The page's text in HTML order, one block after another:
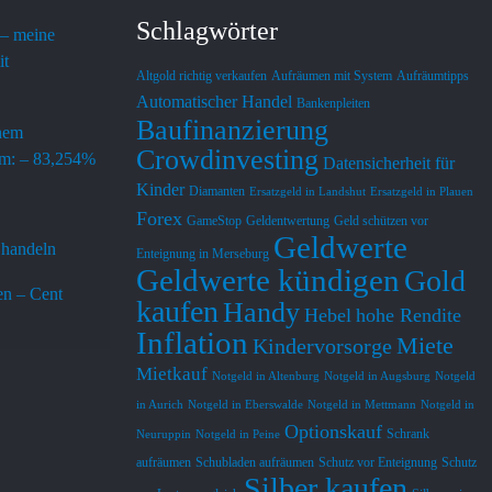
Heino Molzahn
vor 1 Jahr
Die YOUTUBE Auftritte sind jeweils
erfreulich kurz und prägnant
ausgeführt und berücksichtigen auch
Kleinsparer. Neben dem 3 Säulen
Modell sollte nach meiner Ansicht
der Cash-Bestand außerhalb des
weil sowohl der digitale EURO naht
und auch längere Krisenzeiten nicht
mehr ausgeschlossen werden
Antwort des Eigentümersvor 1 Jahr
Finde  Michael
Erklärungen sehr
anschaulich die
Finanzsystem
deren möglichen
bezieht sich dazu
Daten. Er zeigt
Möglichkeiten er
mögliche
Finanzmarkt
es gut und bleibe
Antwort des
vielen Dank
meine
– 83,254%
– Cent
Schlagwörter
Altgold richtig verkaufen Aufräumen mit System Aufräumtipps
Automatischer Handel Bankenpleiten
Baufinanzierung
Crowdinvesting Datensicherheit für
Kinder Diamanten Ersatzgeld in Landshut Ersatzgeld in Plauen
Forex GameStop Geldentwertung Geld schützen vor
Enteignung in Merseburg Geldwerte
Geldwerte kündigen Gold
kaufen Handy Hebel hohe Rendite
Inflation Kindervorsorge Miete
Mietkauf Notgeld in Altenburg Notgeld in Augsburg Notgeld
in Aurich Notgeld in Eberswalde Notgeld in Mettmann Notgeld in
Neuruppin Notgeld in Peine Optionskauf Schrank
aufräumen Schubladen aufräumen Schutz vor Enteignung Schutz